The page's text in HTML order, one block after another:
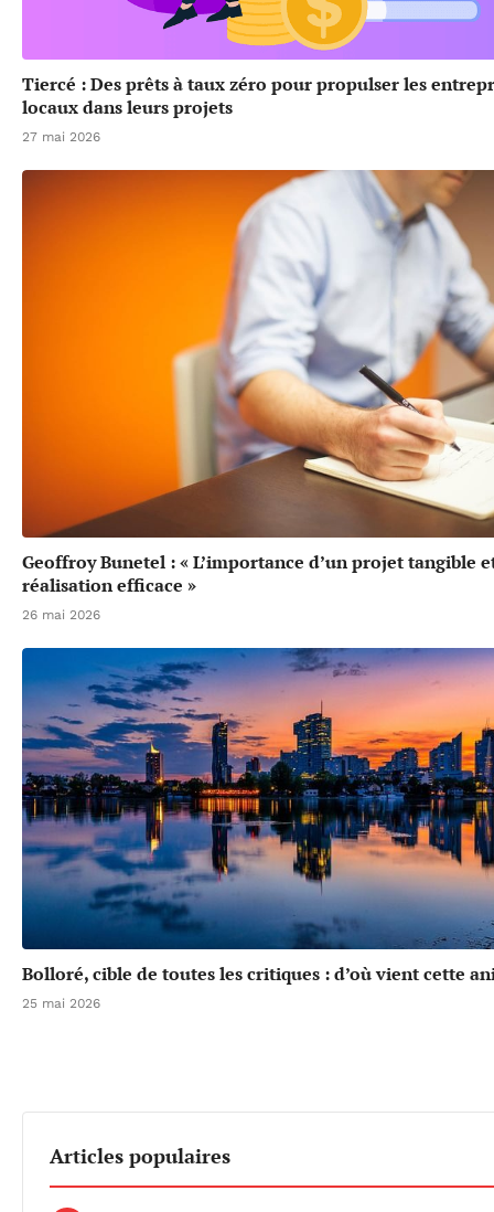
Tiercé : Des prêts à taux zéro pour propulser les
locaux dans leurs projets
27 mai 2026
Geoffroy Bunetel : « L’importance d’un projet tangible
réalisation efficace »
26 mai 2026
Bolloré, cible de toutes les critiques : d’où vient cette
25 mai 2026
Articles populaires